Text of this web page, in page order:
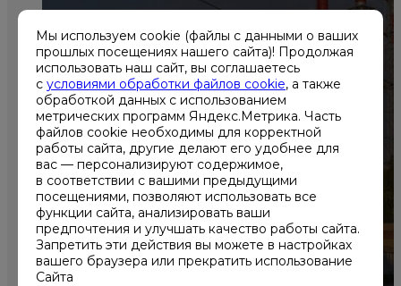
Техническое обслуживание
мини-ТЭС для ОАО «МОЭК»
Мы используем cookie (файлы с данными о ваших
прошлых посещениях нашего сайта)! Продолжая
использовать наш сайт, вы соглашаетесь
с условиями обработки файлов cookie, а также
обработкой данных с использованием
метрических программ Яндекс.Метрика. Часть
файлов cookie необходимы для корректной
работы сайта, другие делают его удобнее для
вас — персонализируют содержимое,
в соответствии с вашими предыдущими
посещениями, позволяют использовать все
функции сайта, анализировать ваши
предпочтения и улучшать качество работы сайта.
Запретить эти действия вы можете в настройках
вашего браузера или прекратить использование
Сайта